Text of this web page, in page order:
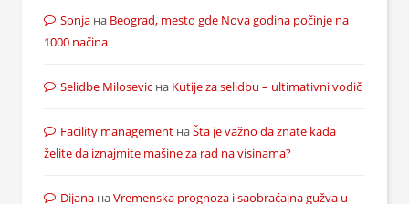
Sonja на Beograd, mesto gde Nova godina počinje na
1000 načina
Selidbe Milosevic на Kutije za selidbu – ultimativni vodič
Facility management наŠta je važno da znate kada
želite da iznajmite mašine za rad na visinama?
Dijana наVremenska prognoza i saobraćajna gužva u